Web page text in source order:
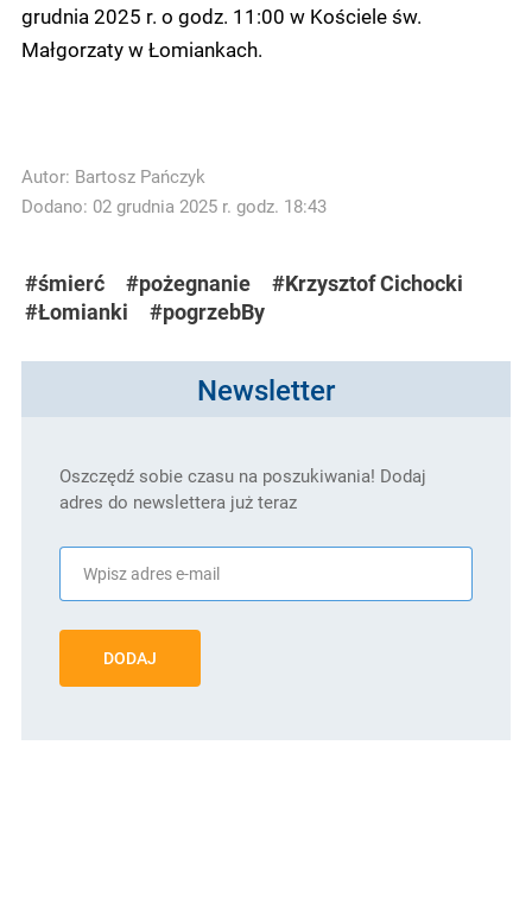
grudnia 2025 r. o godz. 11:00 w Kościele św.
Małgorzaty w Łomiankach.
Autor: Bartosz Pańczyk
Dodano: 02 grudnia 2025 r. godz. 18:43
#śmierć #pożegnanie
#Krzysztof Cichocki
#Łomianki
#pogrzebBy
Newsletter
Oszczędź sobie czasu na poszukiwania! Dodaj
adres do newslettera już teraz
DODAJ